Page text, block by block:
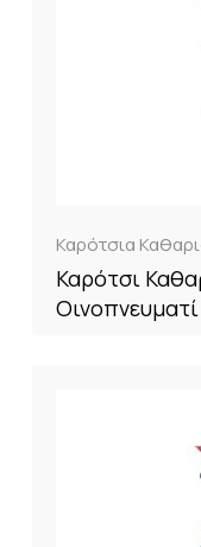
Καρότσια
Καρότσι
Οινοπνευματί